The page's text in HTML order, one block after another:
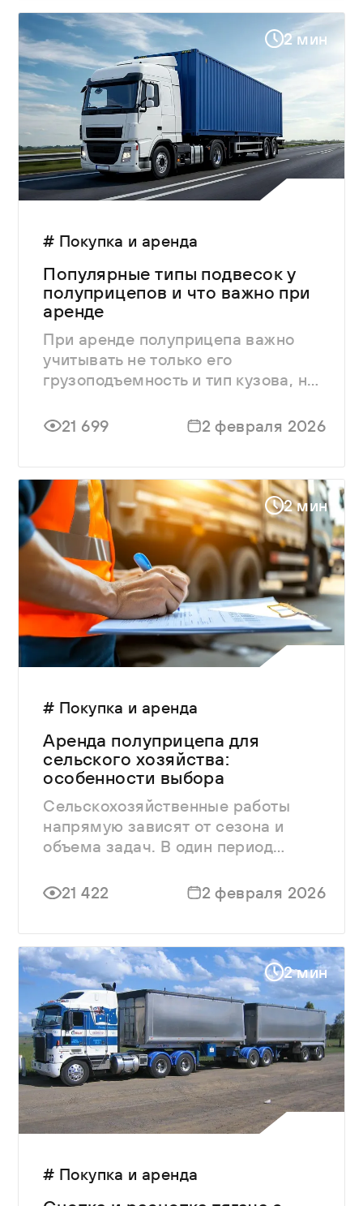
2 мин
# Покупка и аренда
Популярные типы подвесок у
полуприцепов и что важно при
аренде
При аренде полуприцепа важно
учитывать не только его
грузоподъемность и тип кузова, но
21 699
2 февраля 2026
2 мин
# Покупка и аренда
Аренда полуприцепа для
сельского хозяйства:
особенности выбора
Сельскохозяйственные работы
напрямую зависят от сезона и
объема задач. В один период
урожая, в другой — доставка
кормов, удобрений или животных.
21 422 2 февраля 2026
2 мин
# Покупка и аренда